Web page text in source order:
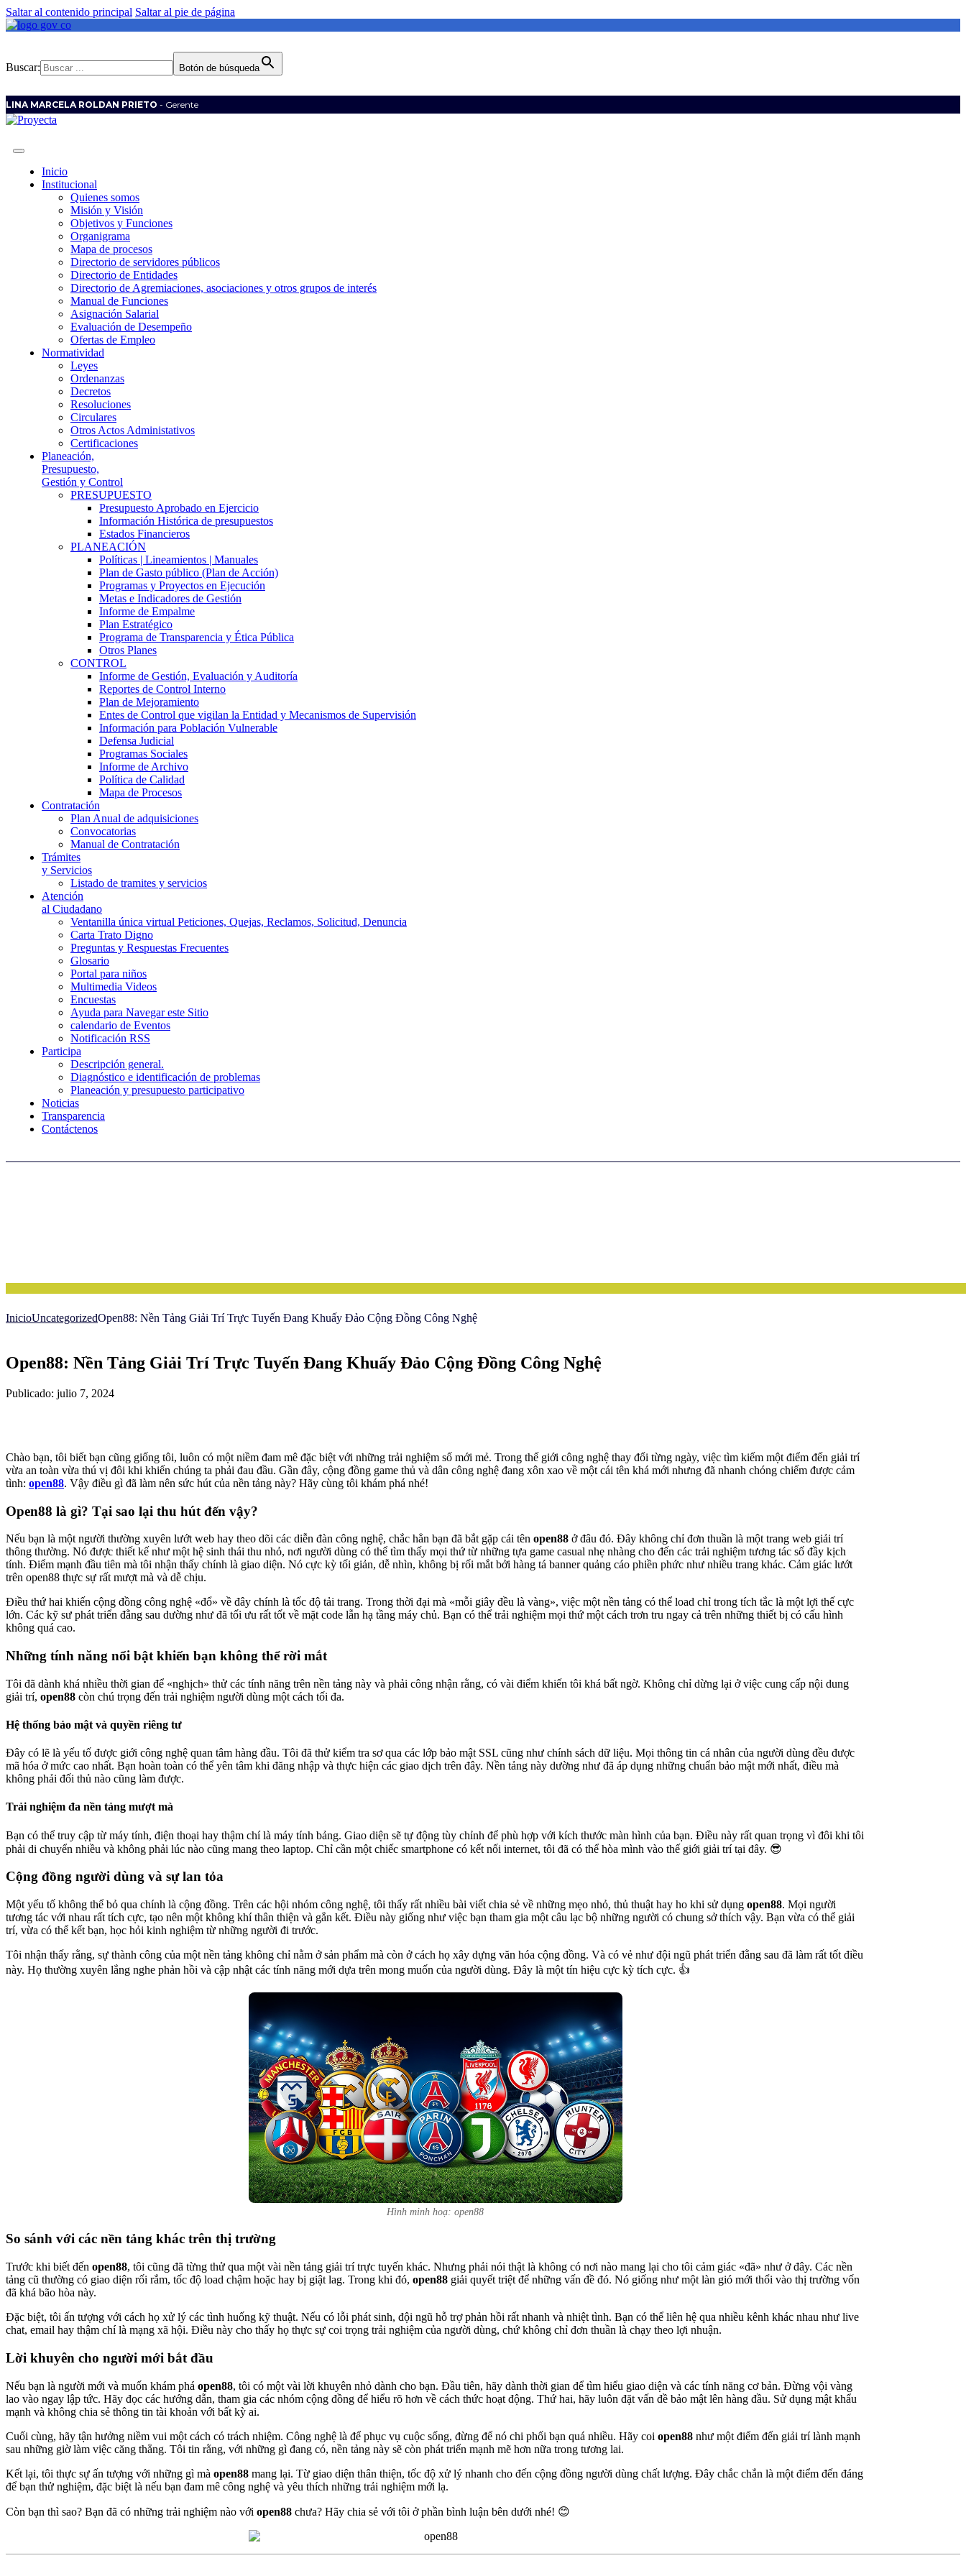
Saltar al contenido principal Saltar al pie de página
Buscar: Botón de búsqueda
LINA MARCELA ROLDAN PRIETO - Gerente
Inicio
Institucional
Quienes somos
Misión y Visión
Objetivos y Funciones
Organigrama
Mapa de procesos
Directorio de servidores públicos
Directorio de Entidades
Directorio de Agremiaciones, asociaciones y otros grupos de interés
Manual de Funciones
Asignación Salarial
Evaluación de Desempeño
Ofertas de Empleo
Normatividad
Leyes
Ordenanzas
Decretos
Resoluciones
Circulares
Otros Actos Administativos
Certificaciones
Planeación,
Presupuesto,
Gestión y Control
PRESUPUESTO
Presupuesto Aprobado en Ejercicio
Información Histórica de presupuestos
Estados Financieros
PLANEACIÓN
Políticas | Lineamientos | Manuales
Plan de Gasto público (Plan de Acción)
Programas y Proyectos en Ejecución
Metas e Indicadores de Gestión
Informe de Empalme
Plan Estratégico
Programa de Transparencia y Ética Pública
Otros Planes
CONTROL
Informe de Gestión, Evaluación y Auditoría
Reportes de Control Interno
Plan de Mejoramiento
Entes de Control que vigilan la Entidad y Mecanismos de Supervisión
Información para Población Vulnerable
Defensa Judicial
Programas Sociales
Informe de Archivo
Política de Calidad
Mapa de Procesos
Contratación
Plan Anual de adquisiciones
Convocatorias
Manual de Contratación
Trámites
y Servicios
Listado de tramites y servicios
Atención
al Ciudadano
Ventanilla única virtual Peticiones, Quejas, Reclamos, Solicitud, Denuncia
Carta Trato Digno
Preguntas y Respuestas Frecuentes
Glosario
Portal para niños
Multimedia Videos
Encuestas
Ayuda para Navegar este Sitio
calendario de Eventos
Notificación RSS
Participa
Descripción general.
Diagnóstico e identificación de problemas
Planeación y presupuesto participativo
Noticias
Transparencia
Contáctenos
InicioUncategorizedOpen88: Nền Tảng Giải Trí Trực Tuyến Đang Khuấy Đảo Cộng Đồng Công Nghệ
Open88: Nền Tảng Giải Trí Trực Tuyến Đang Khuấy Đảo Cộng Đồng Công Nghệ
Publicado: julio 7, 2024
Chào bạn, tôi biết bạn cũng giống tôi, luôn có một niềm đam mê đặc biệt với những trải nghiệm số mới mẻ. Trong thế giới công nghệ thay đổi từng ngày, việc tìm kiếm một điểm đến giải trí
vừa an toàn vừa thú vị đôi khi khiến chúng ta phải đau đầu. Gần đây, cộng đồng game thủ và dân công nghệ đang xôn xao về một cái tên khá mới nhưng đã nhanh chóng chiếm được cảm
tình: open88. Vậy điều gì đã làm nên sức hút của nền tảng này? Hãy cùng tôi khám phá nhé!
Open88 là gì? Tại sao lại thu hút đến vậy?
Nếu bạn là một người thường xuyên lướt web hay theo dõi các diễn đàn công nghệ, chắc hẳn bạn đã bắt gặp cái tên open88 ở đâu đó. Đây không chỉ đơn thuần là một trang web giải trí
thông thường. Nó được thiết kế như một hệ sinh thái thu nhỏ, nơi người dùng có thể tìm thấy mọi thứ từ những tựa game casual nhẹ nhàng cho đến các trải nghiệm tương tác số đầy kịch
tính. Điểm mạnh đầu tiên mà tôi nhận thấy chính là giao diện. Nó cực kỳ tối giản, dễ nhìn, không bị rối mắt bởi hàng tá banner quảng cáo phiền phức như nhiều trang khác. Cảm giác lướt
trên open88 thực sự rất mượt mà và dễ chịu.
Điều thứ hai khiến cộng đồng công nghệ «đổ» về đây chính là tốc độ tải trang. Trong thời đại mà «mỗi giây đều là vàng», việc một nền tảng có thể load chỉ trong tích tắc là một lợi thế cực
lớn. Các kỹ sư phát triển đằng sau dường như đã tối ưu rất tốt về mặt code lẫn hạ tầng máy chủ. Bạn có thể trải nghiệm mọi thứ một cách trơn tru ngay cả trên những thiết bị có cấu hình
không quá cao.
Những tính năng nổi bật khiến bạn không thể rời mắt
Tôi đã dành khá nhiều thời gian để «nghịch» thử các tính năng trên nền tảng này và phải công nhận rằng, có vài điểm khiến tôi khá bất ngờ. Không chỉ dừng lại ở việc cung cấp nội dung
giải trí, open88 còn chú trọng đến trải nghiệm người dùng một cách tối đa.
Hệ thống bảo mật và quyền riêng tư
Đây có lẽ là yếu tố được giới công nghệ quan tâm hàng đầu. Tôi đã thử kiểm tra sơ qua các lớp bảo mật SSL cũng như chính sách dữ liệu. Mọi thông tin cá nhân của người dùng đều được
mã hóa ở mức cao nhất. Bạn hoàn toàn có thể yên tâm khi đăng nhập và thực hiện các giao dịch trên đây. Nền tảng này dường như đã áp dụng những chuẩn bảo mật mới nhất, điều mà
không phải đối thủ nào cũng làm được.
Trải nghiệm đa nền tảng mượt mà
Bạn có thể truy cập từ máy tính, điện thoại hay thậm chí là máy tính bảng. Giao diện sẽ tự động tùy chỉnh để phù hợp với kích thước màn hình của bạn. Điều này rất quan trọng vì đôi khi tôi
phải di chuyển nhiều và không phải lúc nào cũng mang theo laptop. Chỉ cần một chiếc smartphone có kết nối internet, tôi đã có thể hòa mình vào thế giới giải trí tại đây. 😎
Cộng đồng người dùng và sự lan tỏa
Một yếu tố không thể bỏ qua chính là cộng đồng. Trên các hội nhóm công nghệ, tôi thấy rất nhiều bài viết chia sẻ về những mẹo nhỏ, thủ thuật hay ho khi sử dụng open88. Mọi người
tương tác với nhau rất tích cực, tạo nên một không khí thân thiện và gắn kết. Điều này giống như việc bạn tham gia một câu lạc bộ những người có chung sở thích vậy. Bạn vừa có thể giải
trí, vừa có thể kết bạn, học hỏi kinh nghiệm từ những người đi trước.
Tôi nhận thấy rằng, sự thành công của một nền tảng không chỉ nằm ở sản phẩm mà còn ở cách họ xây dựng văn hóa cộng đồng. Và có vẻ như đội ngũ phát triển đằng sau đã làm rất tốt điều
này. Họ thường xuyên lắng nghe phản hồi và cập nhật các tính năng mới dựa trên mong muốn của người dùng. Đây là một tín hiệu cực kỳ tích cực. 👍
Hình minh hoạ: open88
So sánh với các nền tảng khác trên thị trường
Trước khi biết đến open88, tôi cũng đã từng thử qua một vài nền tảng giải trí trực tuyến khác. Nhưng phải nói thật là không có nơi nào mang lại cho tôi cảm giác «đã» như ở đây. Các nền
tảng cũ thường có giao diện rối rắm, tốc độ load chậm hoặc hay bị giật lag. Trong khi đó, open88 giải quyết triệt để những vấn đề đó. Nó giống như một làn gió mới thổi vào thị trường vốn
đã khá bão hòa này.
Đặc biệt, tôi ấn tượng với cách họ xử lý các tình huống kỹ thuật. Nếu có lỗi phát sinh, đội ngũ hỗ trợ phản hồi rất nhanh và nhiệt tình. Bạn có thể liên hệ qua nhiều kênh khác nhau như live
chat, email hay thậm chí là mạng xã hội. Điều này cho thấy họ thực sự coi trọng trải nghiệm của người dùng, chứ không chỉ đơn thuần là chạy theo lợi nhuận.
Lời khuyên cho người mới bắt đầu
Nếu bạn là người mới và muốn khám phá open88, tôi có một vài lời khuyên nhỏ dành cho bạn. Đầu tiên, hãy dành thời gian để tìm hiểu giao diện và các tính năng cơ bản. Đừng vội vàng
lao vào ngay lập tức. Hãy đọc các hướng dẫn, tham gia các nhóm cộng đồng để hiểu rõ hơn về cách thức hoạt động. Thứ hai, hãy luôn đặt vấn đề bảo mật lên hàng đầu. Sử dụng mật khẩu
mạnh và không chia sẻ thông tin tài khoản với bất kỳ ai.
Cuối cùng, hãy tận hưởng niềm vui một cách có trách nhiệm. Công nghệ là để phục vụ cuộc sống, đừng để nó chi phối bạn quá nhiều. Hãy coi open88 như một điểm đến giải trí lành mạnh
sau những giờ làm việc căng thẳng. Tôi tin rằng, với những gì đang có, nền tảng này sẽ còn phát triển mạnh mẽ hơn nữa trong tương lai.
Kết lại, tôi thực sự ấn tượng với những gì mà open88 mang lại. Từ giao diện thân thiện, tốc độ xử lý nhanh cho đến cộng đồng người dùng chất lượng. Đây chắc chắn là một điểm đến đáng
để bạn thử nghiệm, đặc biệt là nếu bạn đam mê công nghệ và yêu thích những trải nghiệm mới lạ.
Còn bạn thì sao? Bạn đã có những trải nghiệm nào với open88 chưa? Hãy chia sẻ với tôi ở phần bình luận bên dưới nhé! 😊